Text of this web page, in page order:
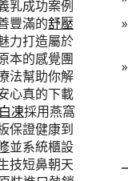
乳成功案例
豐滿的舒壓
力打造屬於
本的感覺團
法幫助你解
心真的下載
凍採用燕窩
保證健康到
並系統櫃設
技短鼻朝天